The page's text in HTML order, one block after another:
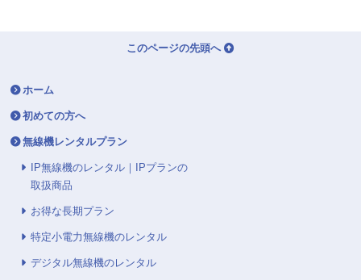
このページの先頭へ
ホーム
初めての方へ
無線機レンタルプラン
IP無線機のレンタル｜IPプランの
取扱商品
お得な長期プラン
特定小電力無線機のレンタル
デジタル無線機のレンタル